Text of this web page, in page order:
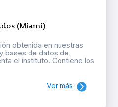
(Miami)
obtenida en nuestras
bases de datos de
el instituto. Contiene los
Ver más